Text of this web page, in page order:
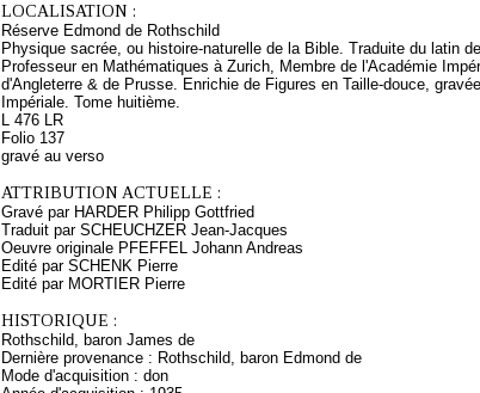
LOCALISATION :
Réserve Edmond de Rothschild
Physique sacrée, ou histoire-naturelle de la Bible. Traduite du latin
Professeur en Mathématiques à Zurich, Membre de l'Académie
d'Angleterre & de Prusse. Enrichie de Figures en Taille-douce,
Impériale. Tome huitième.
L 476 LR
Folio 137
gravé au verso
ATTRIBUTION ACTUELLE :
Gravé par HARDER Philipp Gottfried
Traduit par SCHEUCHZER Jean-Jacques
Oeuvre originale PFEFFEL Johann Andreas
Edité par SCHENK Pierre
Edité par MORTIER Pierre
HISTORIQUE :
Rothschild, baron James de
Dernière provenance : Rothschild, baron Edmond de
Mode d'acquisition : don